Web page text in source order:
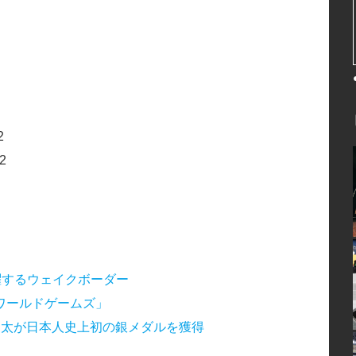
るウェイクボーダー
ルドゲームズ」
が日本人史上初の銀メダルを獲得